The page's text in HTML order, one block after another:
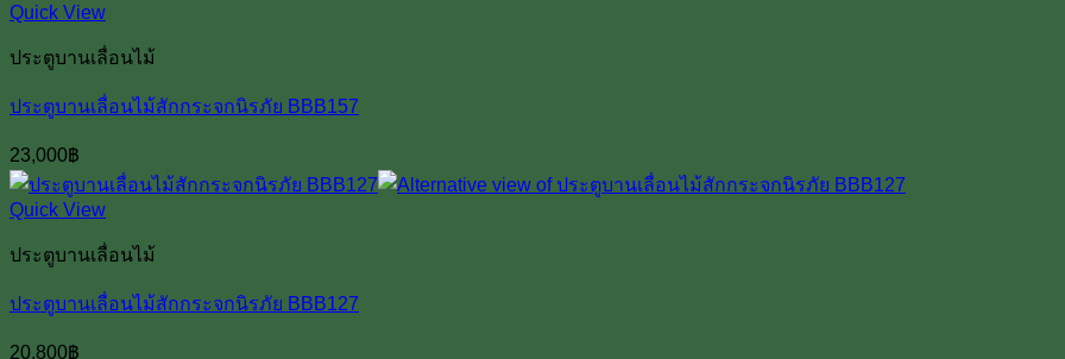
Quick View
ประตูบานเลื่อนไม้
ประตูบานเลื่อนไม้สักกระจกนิรภัย BBB157
23,000฿
Quick View
ประตูบานเลื่อนไม้
ประตูบานเลื่อนไม้สักกระจกนิรภัย BBB127
20,800฿